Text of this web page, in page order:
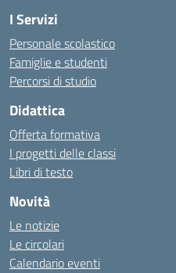
I Servizi
Personale scolastico
Famiglie e studenti
Percorsi di studio
Didattica
Offerta formativa
I progetti delle classi
Libri di testo
Novità
Le notizie
Le circolari
Calendario eventi